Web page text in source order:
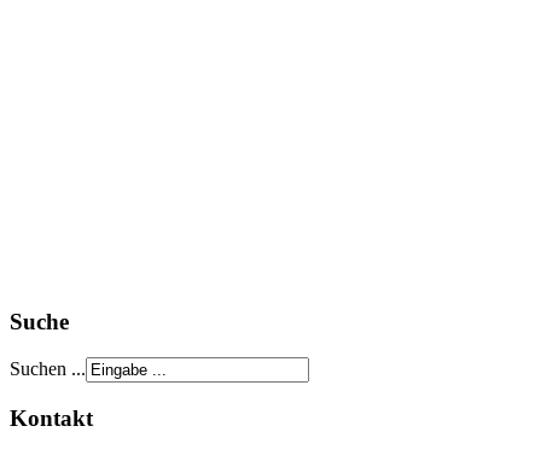
Suche
Suchen ...
Kontakt